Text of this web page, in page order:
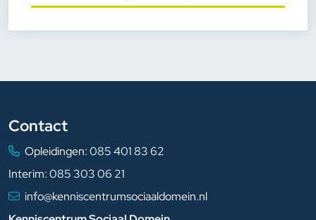
Contact
Opleidingen:085 401 83 62
Interim:085 303 06 21
info@kenniscentrumsociaaldomein.nl